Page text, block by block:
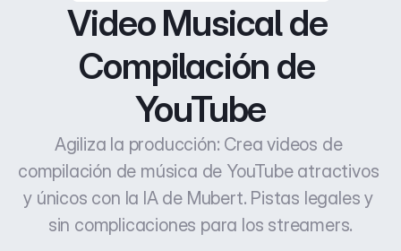
Video Musical de
Compilación de
YouTube
Agiliza la producción: Crea videos de
compilación de música de YouTube atractivos
y únicos con la IA de Mubert. Pistas legales y
sin complicaciones para los streamers.